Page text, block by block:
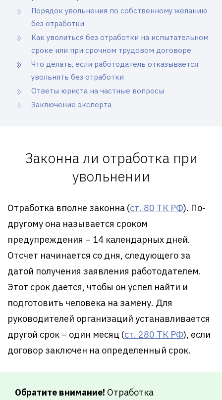
Порядок увольнения по собственному желанию
без отработки
Как уволиться без отработки на испытательном
сроке или при срочном трудовом договоре
Что делать, если работодатель отказывается
увольнять без отработки
Ответы юриста на частные вопросы
Заключение эксперта
Законна ли отработка при
увольнении
Отработка вполне законна (ст. 80 ТК РФ). По-
другому она называется сроком
предупреждения – 14 календарных дней.
Отсчет начинается со дня, следующего за
датой получения заявления работодателем.
Этот срок дается, чтобы он успел найти и
подготовить человека на замену. Для
руководителей организаций устанавливается
другой срок – один месяц (ст. 280 ТК РФ), если
договор заключен на определенный срок.
Обратите внимание! Отработка